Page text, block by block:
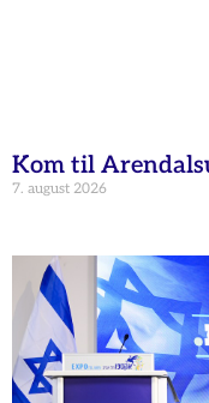
Kom til
7. august 2026